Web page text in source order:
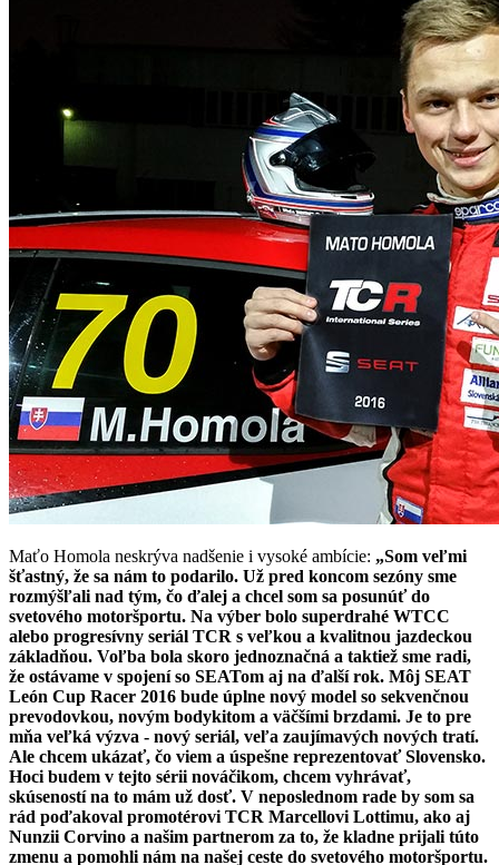
Maťo Homola neskrýva nadšenie i vysoké ambície: „Som veľmi
šťastný, že sa nám to podarilo. Už pred koncom sezóny sme
rozmýšľali nad tým, čo ďalej a chcel som sa posunúť do
svetového motoršportu. Na výber bolo superdrahé WTCC
alebo progresívny seriál TCR s veľkou a kvalitnou jazdeckou
základňou. Voľba bola skoro jednoznačná a taktiež sme radi,
že ostávame v spojení so SEATom aj na ďalší rok. Môj SEAT
León Cup Racer 2016 bude úplne nový model so sekvenčnou
prevodovkou, novým bodykitom a väčšími brzdami. Je to pre
mňa veľká výzva - nový seriál, veľa zaujímavých nových tratí.
Ale chcem ukázať, čo viem a úspešne reprezentovať Slovensko.
Hoci budem v tejto sérii nováčikom, chcem vyhrávať,
skúseností na to mám už dosť. V neposlednom rade by som sa
rád poďakoval promotérovi TCR Marcellovi Lottimu, ako aj
Nunzii Corvino a našim partnerom za to, že kladne prijali túto
zmenu a pomohli nám na našej ceste do svetového motoršportu.